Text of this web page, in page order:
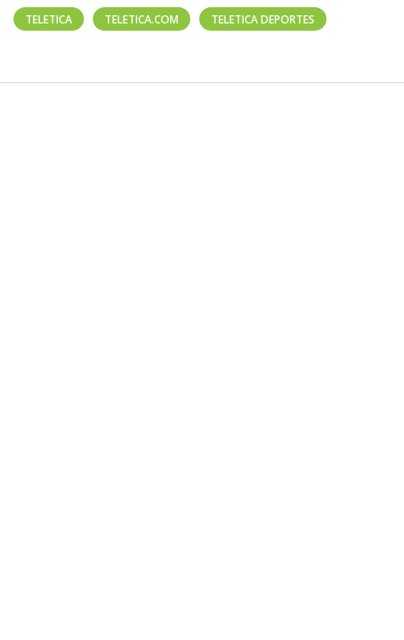
TELETICA TELETICA.COM TELETICA DEPORTES